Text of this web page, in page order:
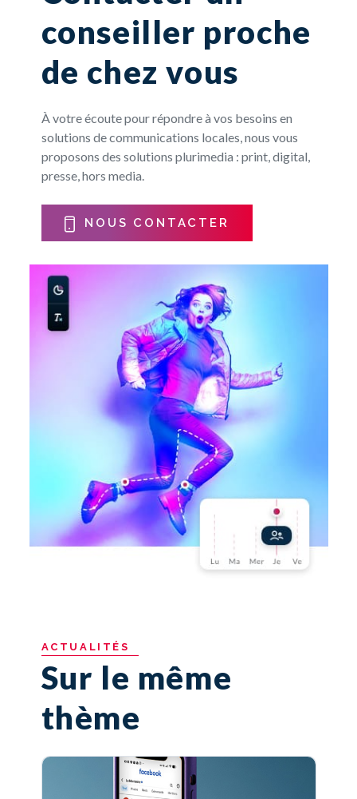
conseiller proche
de chez vous
À votre écoute pour répondre à vos besoins en
solutions de communications locales, nous vous
proposons des solutions plurimedia : print, digital,
presse, hors media.
NOUS CONTACTER
ACTUALITÉS
Sur le même
thème